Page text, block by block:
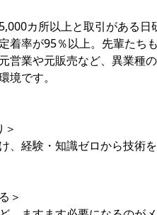
カ所以上と取引がある日
着率が95％以上。先輩たち
営業や元販売など、異業種の
境です。
、経験・知識ゼロから技術
＞